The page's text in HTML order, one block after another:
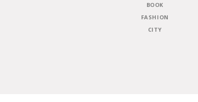
BOOK
FASHION
CITY